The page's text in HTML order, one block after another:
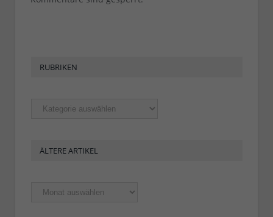
RUBRIKEN
Rubriken
ÄLTERE ARTIKEL
Ältere
Artikel